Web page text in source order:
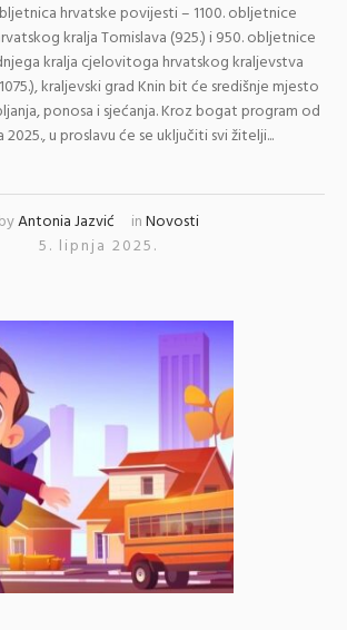
hrvatske povijesti – 1100. obljetnice
kralja Tomislava (925.) i 950. obljetnice
kralja cjelovitoga hrvatskog kraljevstva
kraljevski grad Knin bit će središnje mjesto
ponosa i sjećanja. Kroz bogat program od
2025., u proslavu će se uključiti svi žitelji...
byAntonia Jazvić inNovosti
5. lipnja 2025.